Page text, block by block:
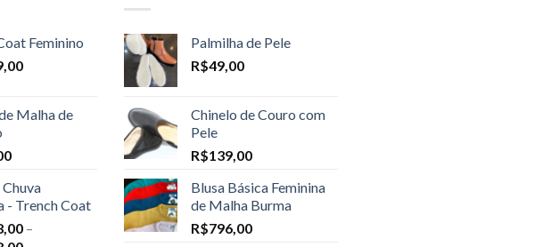
Feminino
Malha de
- Trench Coat
–
Palmilha de Pele
R$49,00
Chinelo de Couro com
Pele
R$139,00
Blusa Básica Feminina
de Malha Burma
R$796,00